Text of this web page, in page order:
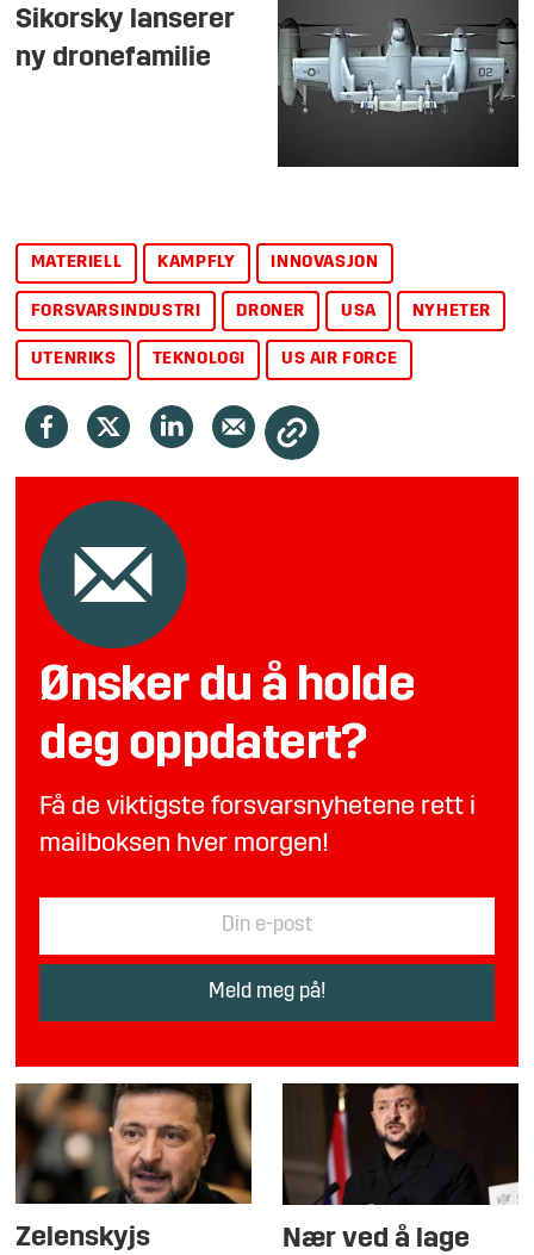
Sikorsky lanserer
ny dronefamilie
MATERIELL KAMPFLY INNOVASJON
FORSVARSINDUSTRI DRONER USA NYHETER
UTENRIKS TEKNOLOGI US AIR FORCE
Ønsker du å holde
deg oppdatert?
Få de viktigste forsvarsnyhetene rett i
mailboksen hver morgen!
Zelenskyjs
Nær ved å lage